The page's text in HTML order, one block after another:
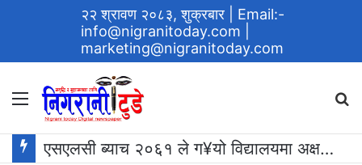
२२ श्रावण २०८३, शुक्रबार
| Email:-
info@nigranitoday.com
marketing@nigranitoday.com
Menu
एसएलसी ब्याच २०६१ ले ग¥यो विद्यालयमा अक्षयकोष स्थापना गर्ने घोषणा